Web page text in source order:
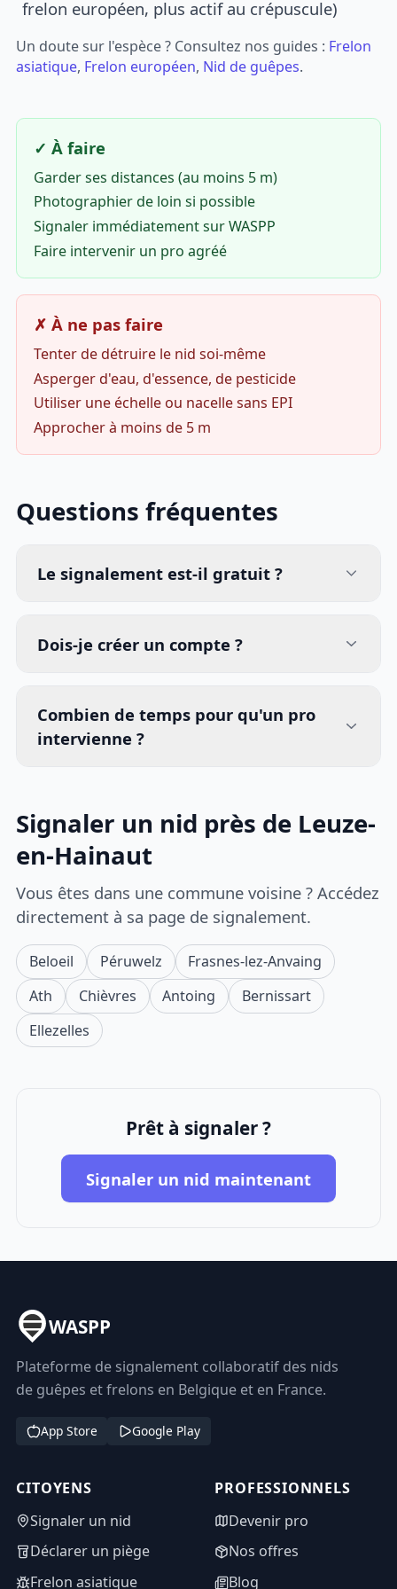
frelon européen, plus actif au crépuscule)
Un doute sur l'espèce ? Consultez nos guides : Frelon
asiatique, Frelon européen, Nid de guêpes.
✓ À faire
Garder ses distances (au moins 5 m)
Photographier de loin si possible
Signaler immédiatement sur WASPP
Faire intervenir un pro agréé
✗ À ne pas faire
Tenter de détruire le nid soi-même
Asperger d'eau, d'essence, de pesticide
Utiliser une échelle ou nacelle sans EPI
Approcher à moins de 5 m
Questions fréquentes
Le signalement est-il gratuit ?
Dois-je créer un compte ?
Combien de temps pour qu'un pro
intervienne ?
Signaler un nid près de Leuze-
en-Hainaut
Vous êtes dans une commune voisine ? Accédez
directement à sa page de signalement.
Beloeil Péruwelz
Frasnes-lez-Anvaing
Ath
Chièvres Antoing
Bernissart
Ellezelles
Prêt à signaler ?
Signaler un nid maintenant
WASPP
Plateforme de signalement collaboratif des nids
de guêpes et frelons en Belgique et en France.
App Store Google Play
CITOYENS
Signaler un nid
Déclarer un piège
Frelon asiatique
PROFESSIONNELS
Devenir pro
Nos offres
Blog